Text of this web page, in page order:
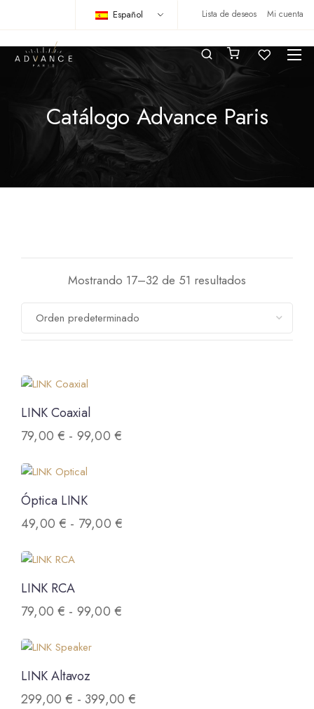
Lista de deseos Mi cuenta
Español
Catálogo Advance Paris
Mostrando 17–32 de 51 resultados
LINK Coaxial
79,00€ - 99,00 €
Óptica LINK
49,00€ - 79,00 €
LINK RCA
79,00€ - 99,00 €
LINK Altavoz
299,00€ - 399,00€